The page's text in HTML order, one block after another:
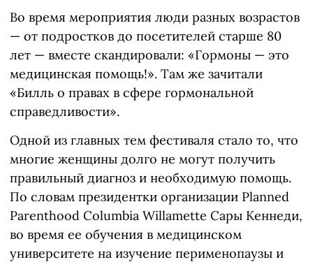
Во время мероприятия люди разных возрастов
— от подростков до посетителей старше 80
лет — вместе скандировали: «Гормоны — это
медицинская помощь!». Там же зачитали
«Билль о правах в сфере гормональной
справедливости».
Одной из главных тем фестиваля стало то, что
многие женщины долго не могут получить
правильный диагноз и необходимую помощь.
По словам президентки организации Planned
Parenthood Columbia Willamette Сары Кеннеди,
во время ее обучения в медицинском
университете на изучение перименопаузы и